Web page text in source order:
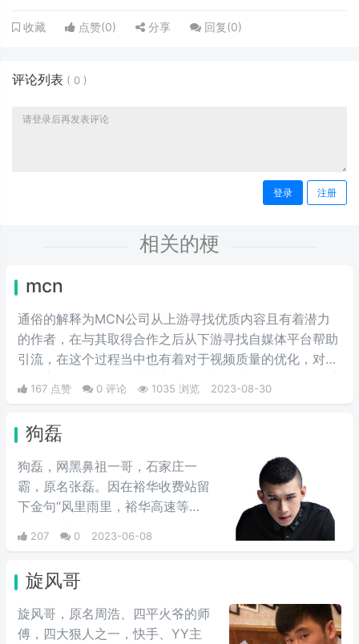
收藏 点赞(0) 分享 回复(0)
评论列表 ( 0 )
登录 注册
相关的梗
mcn
通俗的解释为MCN公司从上游寻找优质内容且有着潜力
的作者，在与其取得合作之后从下游寻找自媒体平台帮助
引流，在这个过程当中也有着对于视频质量的优化，对于
到的关注也会更多。
167 点赞 0 评论 1035 浏览 2023-08-30
狗磊
狗磊，网黑鼻祖一哥，石家庄一
霸，原名张磊。因在裕华收费站留
下金句“风里雨里，裕华高速等
207 0 2023-06-08
旋风哥
旋风哥，原名周浩、四平火爷的师
傅，四大狠人之一，快手、YY主